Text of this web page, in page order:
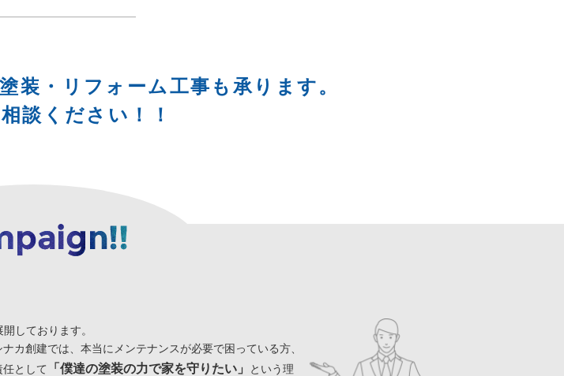
装・リフォーム工事も承ります。
談ください！！
しております。
カ創建では、本当にメンテナンスが必要で困っている方、
として
「僕達の塗装の力で家を守りたい」
という理